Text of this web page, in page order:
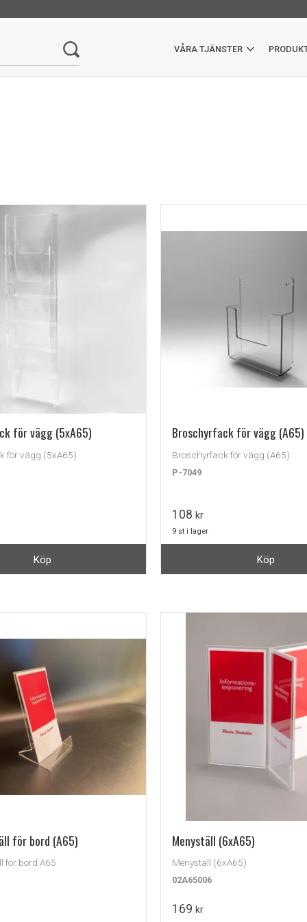
VÅRA TJÄNSTER
för vägg (5xA65)
för vägg (5xA65)
Köp
Broschyrfack för vägg (A65)
Broschyrfack för vägg (A65)
P-7049
108 kr
9 st i lager
Köp
för bord (A65)
för bord A65
Menyställ (6xA65)
Menyställ (6xA65)
02A65006
169 kr